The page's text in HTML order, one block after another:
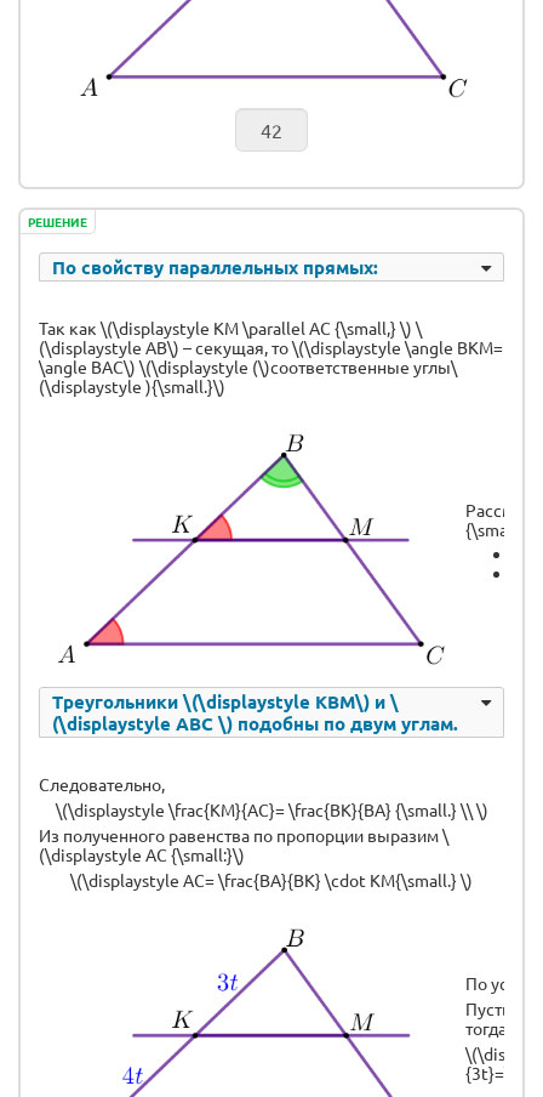
РЕШЕНИЕ
По свойству параллельных прямых:
Так как \(\displaystyle KM \parallel AC {\small,} \) \
(\displaystyle AB\) – секущая, то \(\displaystyle \angle BKM=
\angle BAC\) \(\displaystyle (\)соответственные углы\
(\displaystyle ){\small.}\)
{\small:}
Треугольники \(\displaystyle KBM\) и \
(\displaystyle ABC \) подобны по двум углам.
Следовательно,
\(\displaystyle \frac{KM}{AC}= \frac{BK}{BA} {\small.} \\ \)
Из полученного равенства по пропорции выразим \
(\displaystyle AC {\small:}\)
\(\displaystyle AC= \frac{BA}{BK} \cdot KM{\small.} \)
По
Пусть
тогда